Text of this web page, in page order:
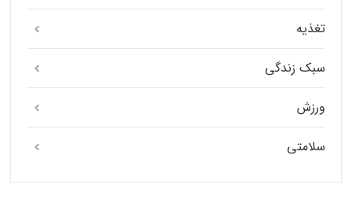
تغذیه
سبک زندگی
ورزش
سلامتی